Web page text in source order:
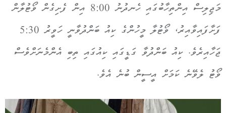
މަޖިލިސް އިންތިހާބުގައި ހެނދުނު 8:00 އިން ފެށިގެން ވޯޓުލާން
ފަށާފައިވާއިރު، ވޯޓުލާ މީހުންގެ ކިއު ބަންދުވާނީ ހަވީރު 5:30
ޖަހާއިރެވެ. ކިއު ބަންދުވާ ގަޑީގައި ކިއުގައި ތިބި އެންމެނަށްވެސް
ވޯޓު ލެވޭނެ ކަމަށް އީސީން ބުނެ އެވެ.